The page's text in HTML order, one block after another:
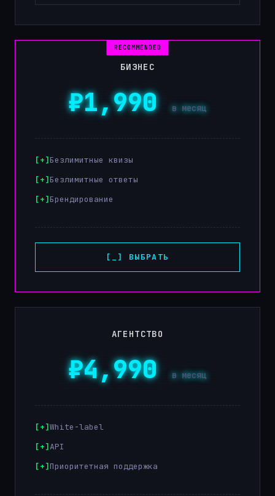
БИЗНЕС
₽1,990в месяц
Безлимитные квизы
Безлимитные ответы
Брендирование
[_] ВЫБРАТЬ
АГЕНТСТВО
₽4,990в месяц
White-label
API
Приоритетная поддержка